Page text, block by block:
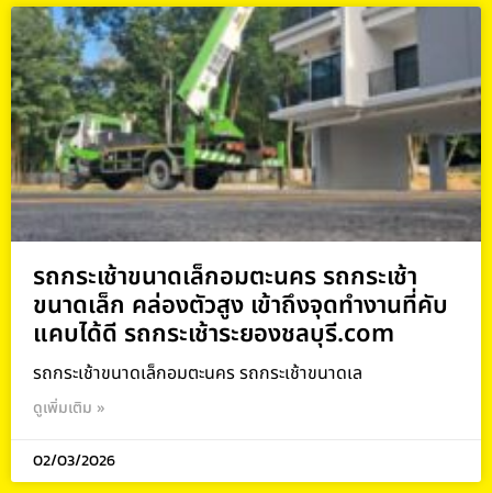
รถกระเช้าขนาดเล็กอมตะนคร รถกระเช้า
ขนาดเล็ก คล่องตัวสูง เข้าถึงจุดทำงานที่คับ
แคบได้ดี รถกระเช้าระยองชลบุรี.com
รถกระเช้าขนาดเล็กอมตะนคร รถกระเช้าขนาดเล
ดูเพิ่มเติม »
02/03/2026